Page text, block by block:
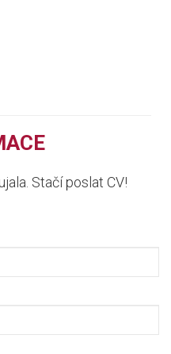
Stačí poslat CV!